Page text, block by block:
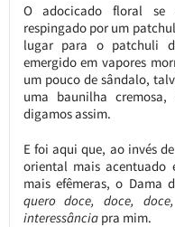
O adocicado floral se
respingado por um
lugar para o patchuli
emergido em vapores
um pouco de sândalo,
uma baunilha
digamos assim.
E foi aqui que, ao invés
oriental mais acentuado
mais efêmeras, o Dama
quero doce, doce,
interessânciapra mim.